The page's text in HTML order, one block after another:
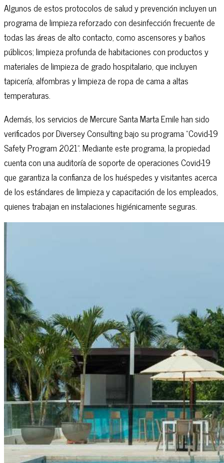
Algunos de estos protocolos de salud y prevención incluyen un
programa de limpieza reforzado con desinfección frecuente de
todas las áreas de alto contacto, como ascensores y baños
públicos; limpieza profunda de habitaciones con productos y
materiales de limpieza de grado hospitalario, que incluyen
tapicería, alfombras y limpieza de ropa de cama a altas
temperaturas.
Además, los servicios de Mercure Santa Marta Emile han sido
verificados por Diversey Consulting bajo su programa “Covid-19
Safety Program 2021”. Mediante este programa, la propiedad
cuenta con una auditoría de soporte de operaciones Covid-19
que garantiza la confianza de los huéspedes y visitantes acerca
de los estándares de limpieza y capacitación de los empleados,
quienes trabajan en instalaciones higiénicamente seguras.